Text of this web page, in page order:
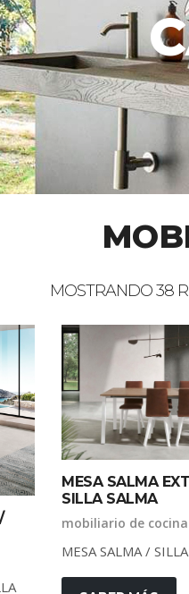
MOSTRANDO 38
MESA SALMA
SILLA SALMA
mobiliario de cocina
MESA SALMA /